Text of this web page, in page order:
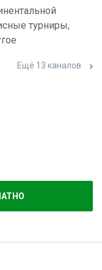
турниры,
Ещё 13 каналов